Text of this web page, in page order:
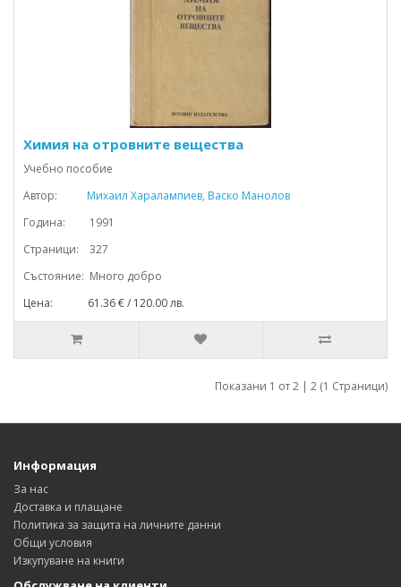
Химия на отровните вещества
Учебно пособие
Автор:
Михаил Харалампиев, Васко Манолов
Година: 1991
Страници: 327
Състояние: Много добро
Цена: 61.36 € / 120.00 лв.
Показани 1 от 2 | 2 (1 Страници)
Информация
За нас
Доставка и плащане
Политика за защита на личните данни
Общи условия
Изкупуване на книги